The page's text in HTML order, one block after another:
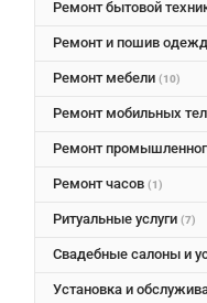
Ремонт бытовой
Ремонт и пошив
Ремонт мебели (10)
Ремонт мобильных
Ремонт
Ремонт часов (1)
Ритуальные услуги (7)
Свадебные салоны и
Установка и